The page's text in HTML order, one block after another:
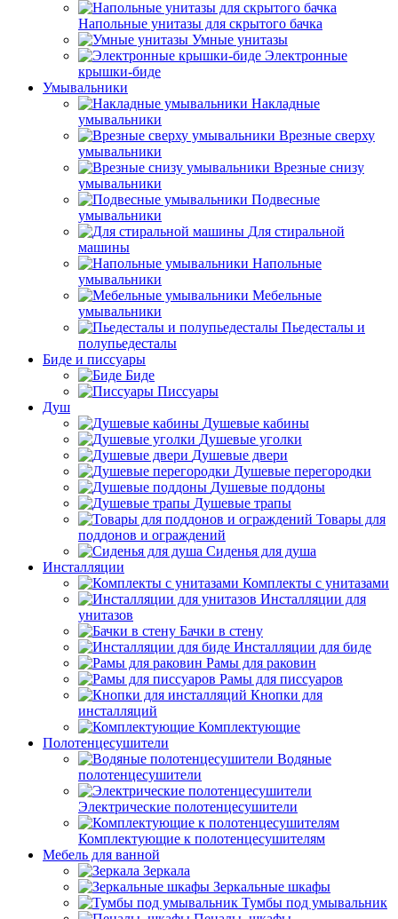
Напольные унитазы для скрытого бачка
Умные унитазы
Электронные
крышки-биде
Умывальники
Накладные
умывальники
Врезные сверху
умывальники
Врезные снизу
умывальники
Подвесные
умывальники
Для стиральной
машины
Напольные
умывальники
Мебельные
умывальники
Пьедесталы и
полупьедесталы
Биде и писсуары
Биде
Писсуары
Душ
Душевые кабины
Душевые уголки
Душевые двери
Душевые перегородки
Душевые поддоны
Душевые трапы
Товары для
поддонов и ограждений
Сиденья для душа
Инсталляции
Комплекты с унитазами
Инсталляции для
унитазов
Бачки в стену
Инсталляции для биде
Рамы для раковин
Рамы для писсуаров
Кнопки для
инсталляций
Комплектующие
Полотенцесушители
Водяные
полотенцесушители
Электрические полотенцесушители
Комплектующие к полотенцесушителям
Мебель для ванной
Зеркала
Зеркальные шкафы
Тумбы под умывальник